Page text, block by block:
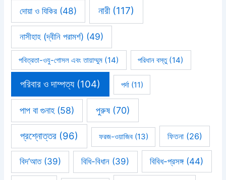
দোয়া ও যিকির (48) নারী(117)
নাসীহাহ (দ্বীনি পরামর্শ) (49)
পবিত্রতা-ওযু-গোসল এবং তায়াম্মুম (14) পরিধান বস্তু(14)
পরিবার ও দাম্পত্য(104) পর্দা(11)
পাপ বা গুনাহ(58) পুরুষ(70)
প্রশ্নোত্তর (96) ফরজ-ওয়াজিব(13) ফিতনা(26)
বিদ’আত(39) বিধি-বিধান (39) বিবিধ-প্রসঙ্গ(44)